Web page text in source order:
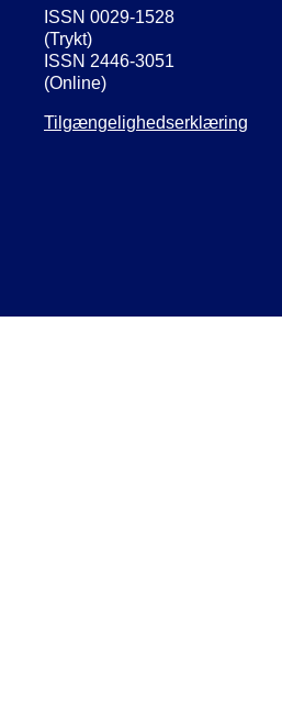
ISSN 0029-1528
(Trykt)
ISSN 2446-3051
(Online)
Tilgængelighedserklæring